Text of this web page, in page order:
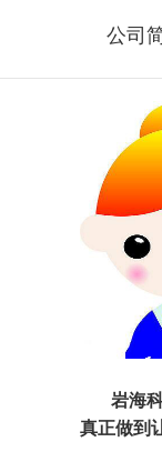
公司
岩海科
真正做到